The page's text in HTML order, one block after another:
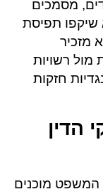
מסמכים
שיקפו תפיסת
מזכיר
מול רשויות
חזקות
הדין
המשפט מוכנים